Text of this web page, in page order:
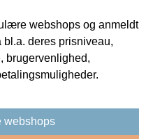
webshops og anmeldt
bl.a. deres prisniveau,
brugervenlighed,
webshops